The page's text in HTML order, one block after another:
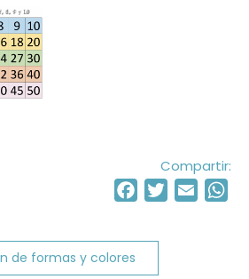
Compartir:
Facebook
TwitterEmail
de formas y colores